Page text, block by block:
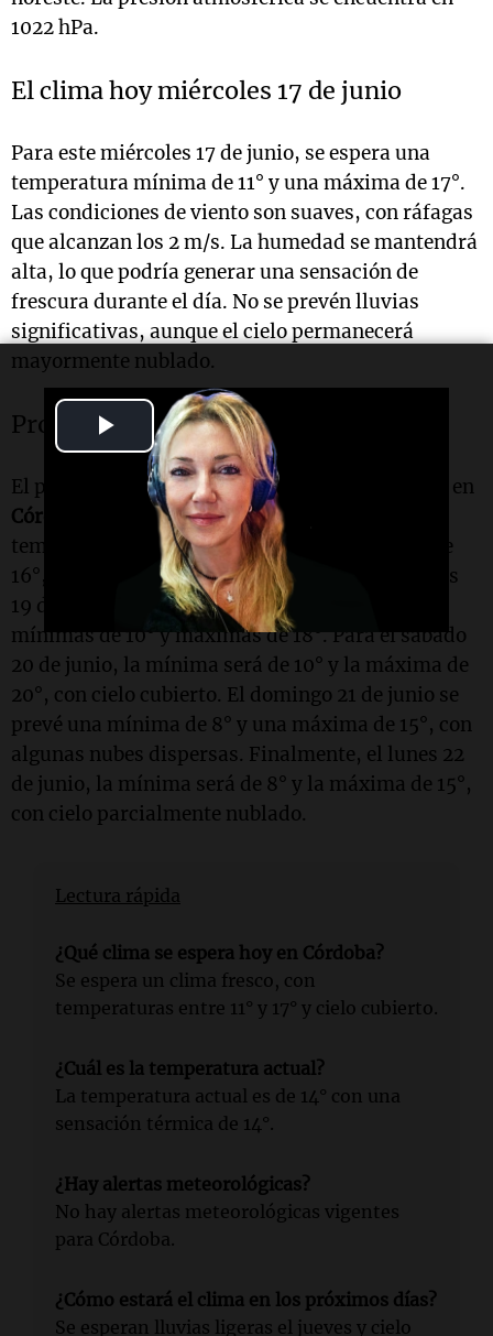
Play
Video
1022 hPa.
El clima hoy miércoles 17 de junio
Para este miércoles 17 de junio, se espera una
temperatura mínima de 11° y una máxima de 17°.
Las condiciones de viento son suaves, con ráfagas
que alcanzan los 2 m/s. La humedad se mantendrá
alta, lo que podría generar una sensación de
frescura durante el día. No se prevén lluvias
significativas, aunque el cielo permanecerá
mayormente nublado.
Pronóstico extendido
El pronóstico extendido para los próximos días en
Córdoba
indica que el jueves 18 de junio la
temperatura mínima será de 11° y la máxima de
16°, con posibilidad delluvias ligeras
. El viernes
19 de junio se espera un cielo despejado, con
mínimas de 10° y máximas de 18°. Para el sábado
20 de junio, la mínima será de 10° y la máxima de
20°, con cielo cubierto. El domingo 21 de junio se
prevé una mínima de 8° y una máxima de 15°, con
algunas nubes dispersas. Finalmente, el lunes 22
de junio, la mínima será de 8° y la máxima de 15°,
con cielo parcialmente nublado.
Lectura rápida
¿Qué clima se espera hoy en Córdoba?
Se espera un clima fresco, con
temperaturas entre 11° y 17° y cielo cubierto.
¿Cuál es la temperatura actual?
La temperatura actual es de 14° con una
sensación térmica de 14°.
¿Hay alertas meteorológicas?
No hay alertas meteorológicas vigentes
para Córdoba.
¿Cómo estará el clima en los próximos días?
Se esperan lluvias ligeras el jueves y cielo